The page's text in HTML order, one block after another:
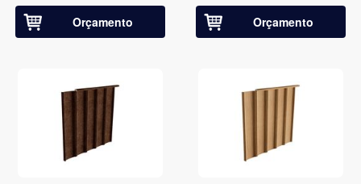
Orçamento
Orçamento